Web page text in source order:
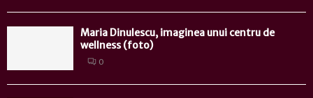
Maria Dinulescu, imaginea unui centru de
wellness (foto)
0